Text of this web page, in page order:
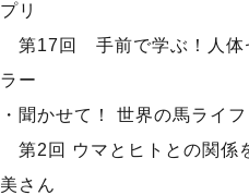
プリ
第17回 手前で学ぶ！人体
ラー
・聞かせて！ 世界の馬ライフ
第2回 ウマとヒトとの関係
美さん